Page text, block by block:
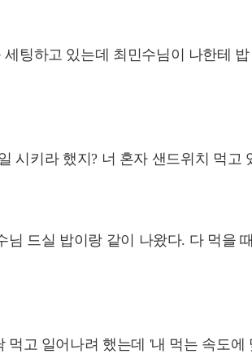
팅하고 있는데 최민수님이 나한테
시키라 했지? 너 혼자 샌드위치 먹고
드실 밥이랑 같이 나왔다. 다 먹을
고 일어나려 했는데 '내 먹는 속도